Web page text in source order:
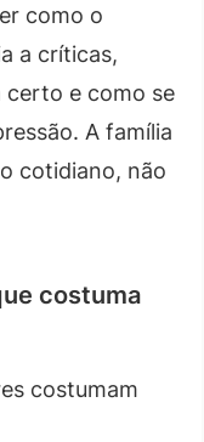
como o
a críticas,
certo e como se
A família
cotidiano, não
costuma
costumam